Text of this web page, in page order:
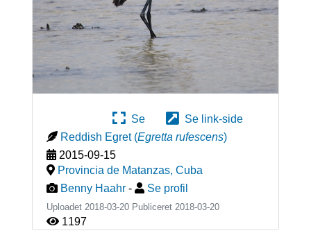
Se
Se link-side
Reddish Egret (Egretta rufescens)
2015-09-15
Provincia de Matanzas, Cuba
Benny Haahr - Se profil
Uploadet 2018-03-20 Publiceret 2018-03-20
1197